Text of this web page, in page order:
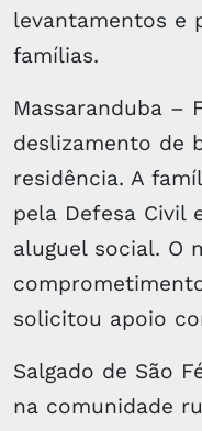
levantamentos e
famílias.
Massaranduba –
deslizamento de
residência. A
pela Defesa Civil
aluguel social. O
solicitou apoio
Salgado de São
na comunidade